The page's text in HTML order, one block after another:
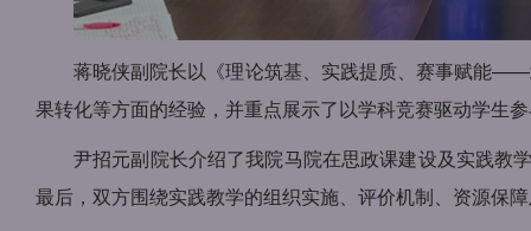
蒋晓侠副院长以《理论筑基、实践提质、赛事赋能
果转化等方面的经验，并重点展示了以学科竞赛驱动学生
尹招元副院长介绍了我院马院在思政课建设及实践教
最后，双方围绕实践教学的组织实施、评价机制、资源保